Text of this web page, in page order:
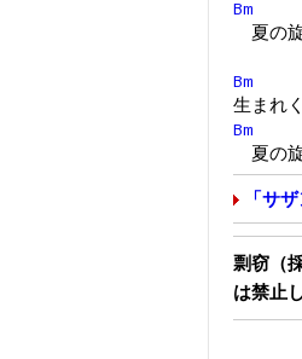
Bm
夏の
Bm
生まれ
Bm
夏の
「サ
剽窃（
は禁止